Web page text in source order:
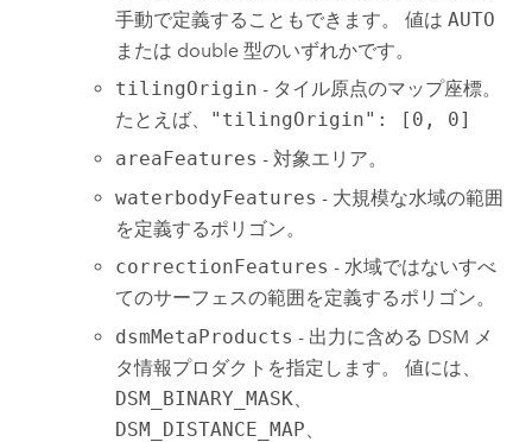
手動で定義することもできます。 値はAUTO
または double 型のいずれかです。
tilingOrigin - タイル原点のマップ座標。
たとえば、
"tilingOrigin": [0, 0]
areaFeatures - 対象エリア。
waterbodyFeatures - 大規模な水域の範囲
を定義するポリゴン。
correctionFeatures - 水域ではないすべ
てのサーフェスの範囲を定義するポリゴン。
dsmMetaProducts - 出力に含める DSM メ
タ情報プロダクトを指定します。 値には、
DSM_BINARY_MASK
DSM_DISTANCE_MAP